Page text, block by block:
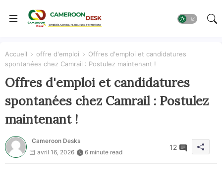
Accueil offre d'emploi
Offres d'emploi et candidatures
spontanées chez Camrail : Postulez maintenant !
Offres d'emploi et candidatures
spontanées chez Camrail : Postulez
maintenant !
Cameroon Desks
avril 16, 2026
6 minute read
12